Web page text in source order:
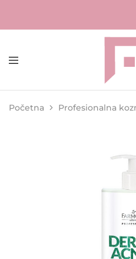
FAME
Profesionalna
za
kozmetičke
Početna Profesionalna